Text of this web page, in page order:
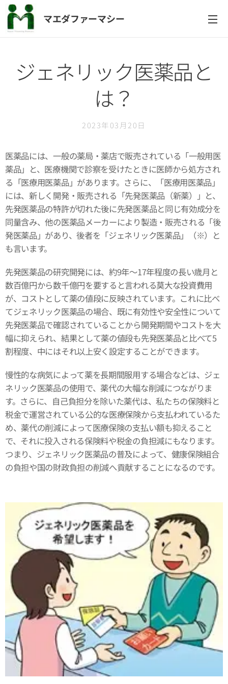
マエダファーマシー
ジェネリック医薬品と
は？
2023年03月20日
医薬品には、一般の薬局・薬店で販売されている「一般用医
薬品」と、医療機関で診察を受けたときに医師から処方され
る「医療用医薬品」があります。さらに、「医療用医薬品」
には、新しく開発・販売される「先発医薬品（新薬）」と、
先発医薬品の特許が切れた後に先発医薬品と同じ有効成分を
同量含み、他の医薬品メーカーにより製造・販売される「後
発医薬品」があり、後者を「ジェネリック医薬品」（※）と
も言います。
先発医薬品の研究開発には、約9年～17年程度の長い歳月と
数百億円から数千億円を要すると言われる莫大な投資費用
が、コストとして薬の値段に反映されています。これに比べ
てジェネリック医薬品の場合、既に有効性や安全性について
先発医薬品で確認されていることから開発期間やコストを大
幅に抑えられ、結果として薬の値段も先発医薬品と比べて5
割程度、中にはそれ以上安く設定することができます。
慢性的な病気によって薬を長期間服用する場合などは、ジェ
ネリック医薬品の使用で、薬代の大幅な削減につながりま
す。さらに、自己負担分を除いた薬代は、私たちの保険料と
税金で運営されている公的な医療保険から支払われているた
め、薬代の削減によって医療保険の支払い額も抑えること
で、それに投入される保険料や税金の負担減にもなります。
つまり、ジェネリック医薬品の普及によって、健康保険組合
の負担や国の財政負担の削減へ貢献することになるのです。